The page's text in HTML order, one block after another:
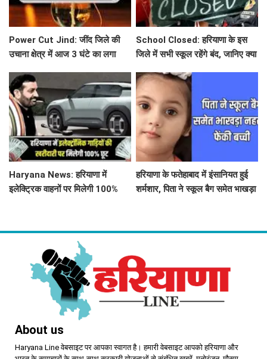
Power Cut Jind: जींद जिले की
उचाना क्षेत्र में आज 3 घंटे का लगा
School Closed: हरियाणा के इस
जिले में सभी स्कूल रहेंगे बंद, जानिए क्या
Haryana News: हरियाणा में
इलेक्ट्रिक वाहनों पर मिलेगी 100%
हरियाणा के फतेहाबाद में इंसानियत हुई
शर्मशार, पिता ने स्कूल बैग समेत भाखड़ा
About us
Haryana Line वेबसाइट पर आपका स्वागत है। हमारी वेबसाइट आपको हरियाणा और